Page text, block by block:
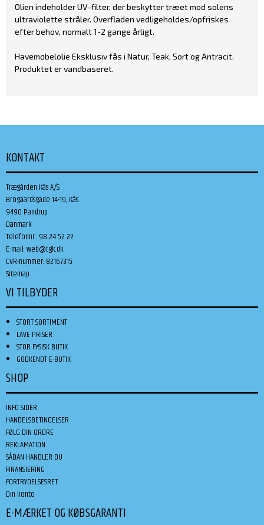
Olien indeholder UV-filter, der beskytter træet mod solens
ultraviolette stråler. Overfladen vedligeholdes/opfriskes
efter behov, normalt 1-2 gange årligt.
Havemøbelolie Eksklusiv fås i Natur, Teak, Sort og Antracit.
Produktet er vandbaseret.
KONTAKT
Trægården Kås A/S
Brogaardsgade 14-19, Kås
9490 Pandrup
Danmark
Telefonnr.: 98 24 52 22
E-mail:web@tgk.dk
CVR-nummer: 82167315
Sitemap
VI TILBYDER
STORT SORTIMENT
LAVE PRISER
STOR FYSISK BUTIK
GODKENDT E-BUTIK
SHOP
INFO SIDER
HANDELSBETINGELSER
FØLG DIN ORDRE
REKLAMATION
SÅDAN HANDLER DU
FINANSIERING
FORTRYDELSESRET
Din konto
E-MÆRKET OG KØBSGARANTI